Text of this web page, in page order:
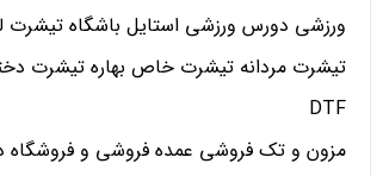
ورزشی دورس ورزشی استایل باشگاه
تیشرت مردانه تیشرت خاص بهاره تیشرت
DTF
مزون و تک فروشی عمده فروشی و فروشگاه دوس 3 نخ پارچه حریر کریپ